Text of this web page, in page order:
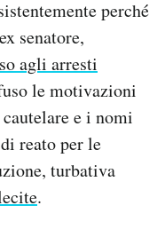
perché
senatore,
agli arresti
le motivazioni
e i nomi
reato per le
turbativa
.